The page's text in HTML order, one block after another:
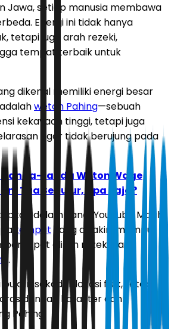
Jawa, setiap manusia membawa
Energi ini tidak hanya
tetapi juga arah rezeki,
tempat terbaik untuk
dikenal memiliki energi besar
weton Pahing—sebuah
kekayaan tinggi, tetapi juga
agar tidak berujung pada
Tanda-tanda Weton Wage
Tua Sedulur, Apa Saja?
dalam kanal YouTube Mbah
tempatyang diyakini mampu
aliran rezeki bagi
.
sekadar lokasi fisik, tetapi
dengan karakter dan
Pahing.